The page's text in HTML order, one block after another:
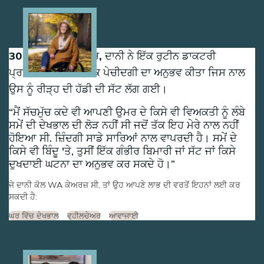
30 ਸਾਲ ਦੀ ਉਮਰ ਵਿੱਚ, ਦਾਨੀ ਨੇ ਇੱਕ ਰੁਟੀਨ ਡਾਕਟਰੀ
ਪ੍ਰਕਿਰਿਆ ਦੌਰਾਨ ਇੱਕ ਪੇਚੀਦਗੀ ਦਾ ਅਨੁਭਵ ਕੀਤਾ ਜਿਸ ਨਾਲ
ਉਸ ਨੂੰ ਰੀੜ੍ਹ ਦੀ ਹੱਡੀ ਦੀ ਸੱਟ ਲੱਗ ਗਈ।
ਮੈਂ ਸੱਚਮੁੱਚ ਕਦੇ ਵੀ ਆਪਣੀ ਉਮਰ ਦੇ ਕਿਸੇ ਵੀ ਵਿਅਕਤੀ ਨੂੰ ਲੰਬੇ
ਸਮੇਂ ਦੀ ਦੇਖਭਾਲ ਦੀ ਲੋੜ ਨਹੀਂ ਸੀ ਜਦੋਂ ਤੱਕ ਇਹ ਮੇਰੇ ਨਾਲ ਨਹੀਂ
ਹੋਇਆ ਸੀ. ਜ਼ਿੰਦਗੀ ਸਾਡੇ ਸਾਰਿਆਂ ਨਾਲ ਵਾਪਰਦੀ ਹੈ। ਸਮੇਂ ਦੇ
ਕਿਸੇ ਵੀ ਬਿੰਦੂ 'ਤੇ, ਤੁਸੀਂ ਇੱਕ ਗੰਭੀਰ ਬਿਮਾਰੀ ਜਾਂ ਸੱਟ ਜਾਂ ਕਿਸੇ
ਦੁਖਦਾਈ ਘਟਨਾ ਦਾ ਅਨੁਭਵ ਕਰ ਸਕਦੇ ਹੋ।
ਜੇ ਦਾਨੀ ਕੋਲ WA ਕੇਅਰਜ਼ ਸੀ, ਤਾਂ ਉਹ ਆਪਣੇ ਲਾਭ ਦੀ ਵਰਤੋਂ ਇਹਨਾਂ ਲਈ ਕਰ
ਸਕਦੀ ਹੈ:
ਘਰ ਵਿੱਚ ਦੇਖਭਾਲ ਵ੍ਹੀਲਚੇਅਰ ਆਵਾਜਾਈ
Image
Image